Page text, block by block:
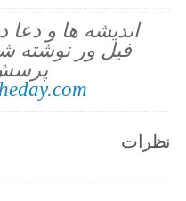
اندیشه ها و دعا
فیل ور نوشته
نظرات